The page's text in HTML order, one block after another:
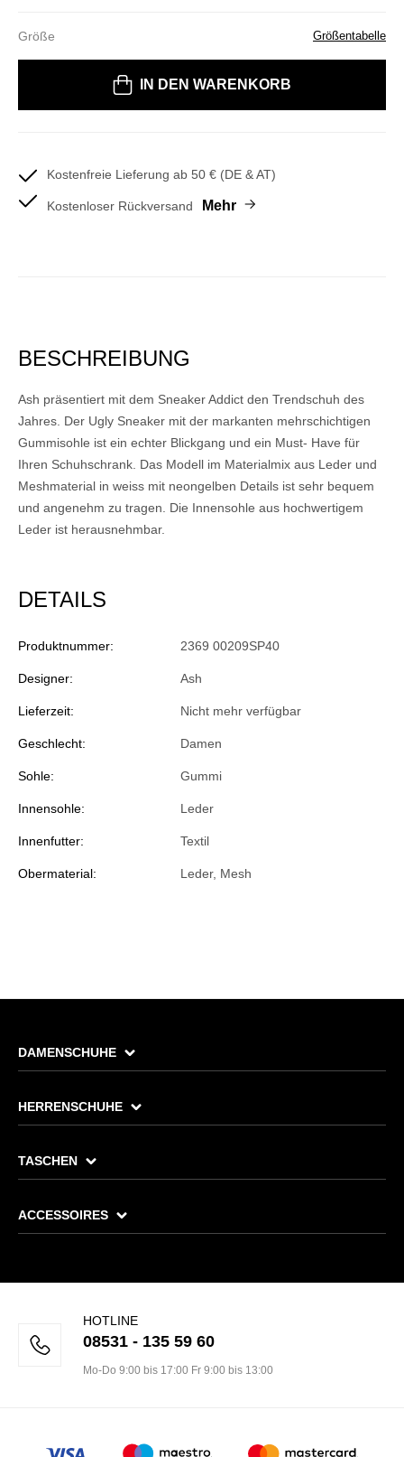
Größe Größentabelle
IN DEN WARENKORB
Kostenfreie Lieferung ab 50 € (DE & AT)
Kostenloser Rückversand Mehr
BESCHREIBUNG
Ash präsentiert mit dem Sneaker Addict den Trendschuh des
Jahres. Der Ugly Sneaker mit der markanten mehrschichtigen
Gummisohle ist ein echter Blickgang und ein Must- Have für
Ihren Schuhschrank. Das Modell im Materialmix aus Leder und
Meshmaterial in weiss mit neongelben Details ist sehr bequem
und angenehm zu tragen. Die Innensohle aus hochwertigem
Leder ist herausnehmbar.
DETAILS
Produktnummer: 2369 00209SP40
Designer: Ash
Lieferzeit: Nicht mehr verfügbar
Geschlecht: Damen
Sohle: Gummi
Innensohle: Leder
Innenfutter: Textil
Obermaterial: Leder, Mesh
DAMENSCHUHE
HERRENSCHUHE
TASCHEN
ACCESSOIRES
HOTLINE
08531 - 135 59 60
Mo-Do 9:00 bis 17:00 Fr 9:00 bis 13:00